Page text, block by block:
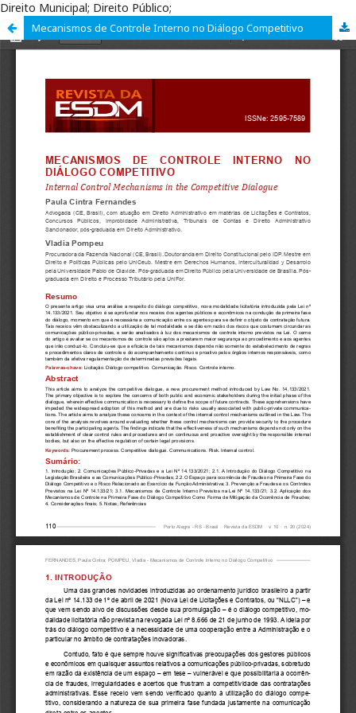
Direito Municipal; Direito Público;
Mecanismos de Controle Interno no Diálogo Competitivo